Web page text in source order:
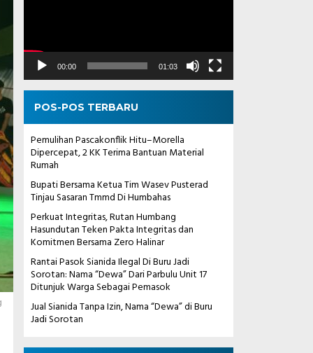
00:00 01:03
POS-POS TERBARU
Pemulihan Pascakonflik Hitu–Morella
Dipercepat, 2 KK Terima Bantuan Material
Rumah
Bupati Bersama Ketua Tim Wasev Pusterad
Tinjau Sasaran Tmmd Di Humbahas
Perkuat Integritas, Rutan Humbang
Hasundutan Teken Pakta Integritas dan
Komitmen Bersama Zero Halinar
Rantai Pasok Sianida Ilegal Di Buru Jadi
Sorotan: Nama “Dewa” Dari Parbulu Unit 17
Ditunjuk Warga Sebagai Pemasok
Jual Sianida Tanpa Izin, Nama “Dewa” di Buru
Jadi Sorotan